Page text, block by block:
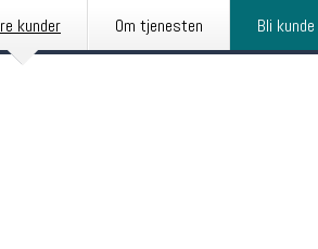
kunder Om tjenesten Bli kunde